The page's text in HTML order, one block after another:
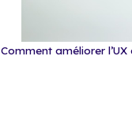
Comment améliorer